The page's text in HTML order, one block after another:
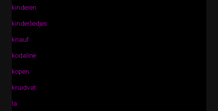
kinderen
kinderliedjes
knauf
kodaline
kopen
kruidvat
la